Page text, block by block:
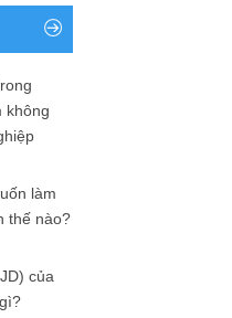
không
làm
thế nào?
của